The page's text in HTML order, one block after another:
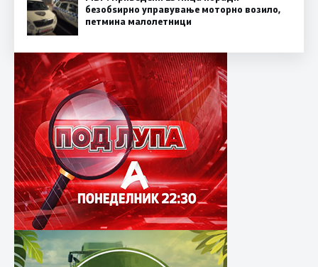
безобѕирно управување моторно возило,
петмина малолетници